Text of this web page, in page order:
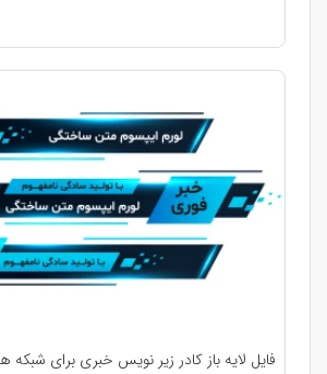
فایل لایه باز کادر زیر نویس خبری برای شبکه